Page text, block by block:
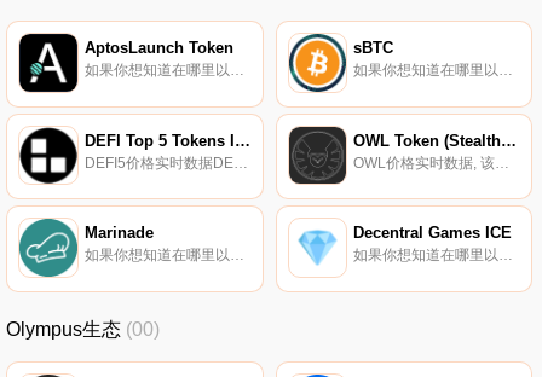
AptosLaunch Token
如果你想知道在哪里以当前价格购买AptosLaunch Token,目前交易{AptosLaunch Token]股票的顶级加密货币交易所是DigiFinex、KuCoin和MEXC。您可以在我们的加密货币交易所页面上找到其他列表.
sBTC
如果你想知道在哪里以当前价格购买sBTC,目前交易{sBTC]股票的顶级加密货币交易所是Kwenta。您可以在我们的加密货币交易所页面上找到其他列表。什么是二进制？sBTC是一种由Synthetix协议启用的合成比特币代币.
DEFI Top 5 Tokens Index
DEFI5价格实时数据DEFI5是一个被动管理的指数,按市值跟踪前5名DeFi代币。
OWL Token (StealthSwap)
Marinade
如果你想知道在哪里以当前价格购买Marinade,目前交易{Marinade]股票的顶级加密货币交易所是Gate.io、XT.COM、Coinbase Exchange、CoinEx和Jupiter。您可以在我们的加密货币交易所页面上找到其他列表.
Decentral Games ICE
如果你想知道在哪里以当前价格购买Decentral Games ICE,目前交易{Decentral Games ICE]股票的顶级加密货币交易所是BitMart和MEXC。您可以在我们的加密货币交易所页面上找到其他列表.
Olympus生态 (00)